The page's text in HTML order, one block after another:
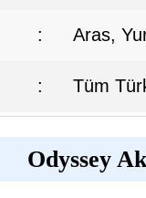
: Aras,
: Tüm
Odyssey